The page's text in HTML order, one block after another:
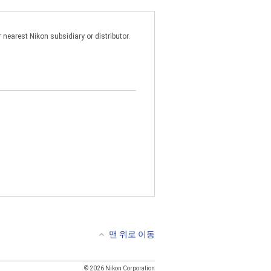
프트웨어를 사용할 수 없습니다.
기타 소유권 표시를 설명서 사본
터 간의 전송은 금지됩니다. 이
트웨어에 포함된 어떠한 저작권,
Nikon subsidiary or distributor.
맨 위로 이동
© 2026 Nikon Corporation